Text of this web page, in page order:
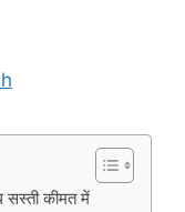
कीमत में